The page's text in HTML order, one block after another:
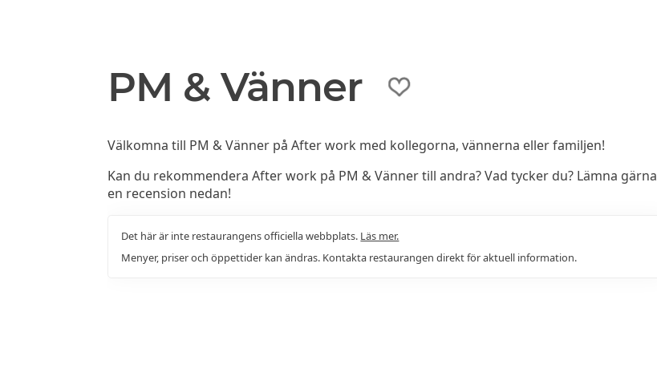
PM & Vänner
Välkomna till PM & Vänner på After work med kollegorna, vännerna eller familjen!
Kan du rekommendera After work på PM & Vänner till andra? Vad tycker du? Lämna gärna
en recension nedan!
Det här är inte restaurangens officiella webbplats. Läs mer.
Menyer, priser och öppettider kan ändras. Kontakta restaurangen direkt för aktuell information.